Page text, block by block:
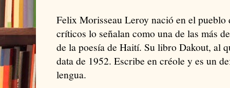
Felix Morisseau Leroy nació en el pueblo
críticos lo señalan como una de las más
de la poesía de Haití. Su libro Dakout, al
data de 1952. Escribe en créole y es un
lengua.